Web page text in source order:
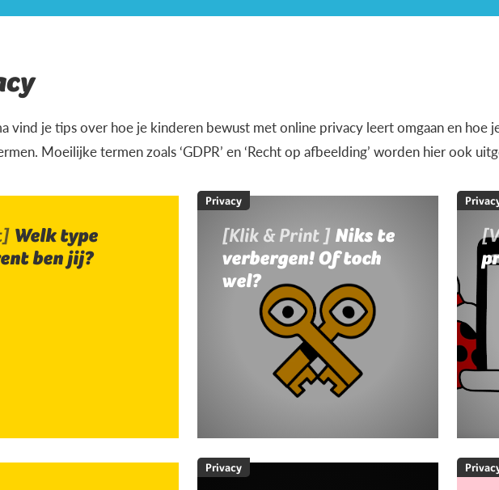
vind je tips over hoe je kinderen bewust met online privacy leert omgaan en hoe
Moeilijke termen zoals ‘GDPR’ en ‘Recht op afbeelding’ worden hier ook
Welk type
ben jij?
Privacy
[Klik & Print ] Niks te
verbergen! Of toch
wel?
Privacy